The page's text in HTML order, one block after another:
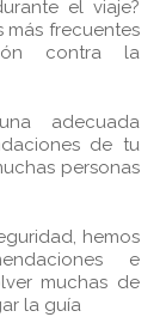
el viaje?
más frecuentes
contra la
adecuada
de tu
personas
hemos
e
muchas de
la guía